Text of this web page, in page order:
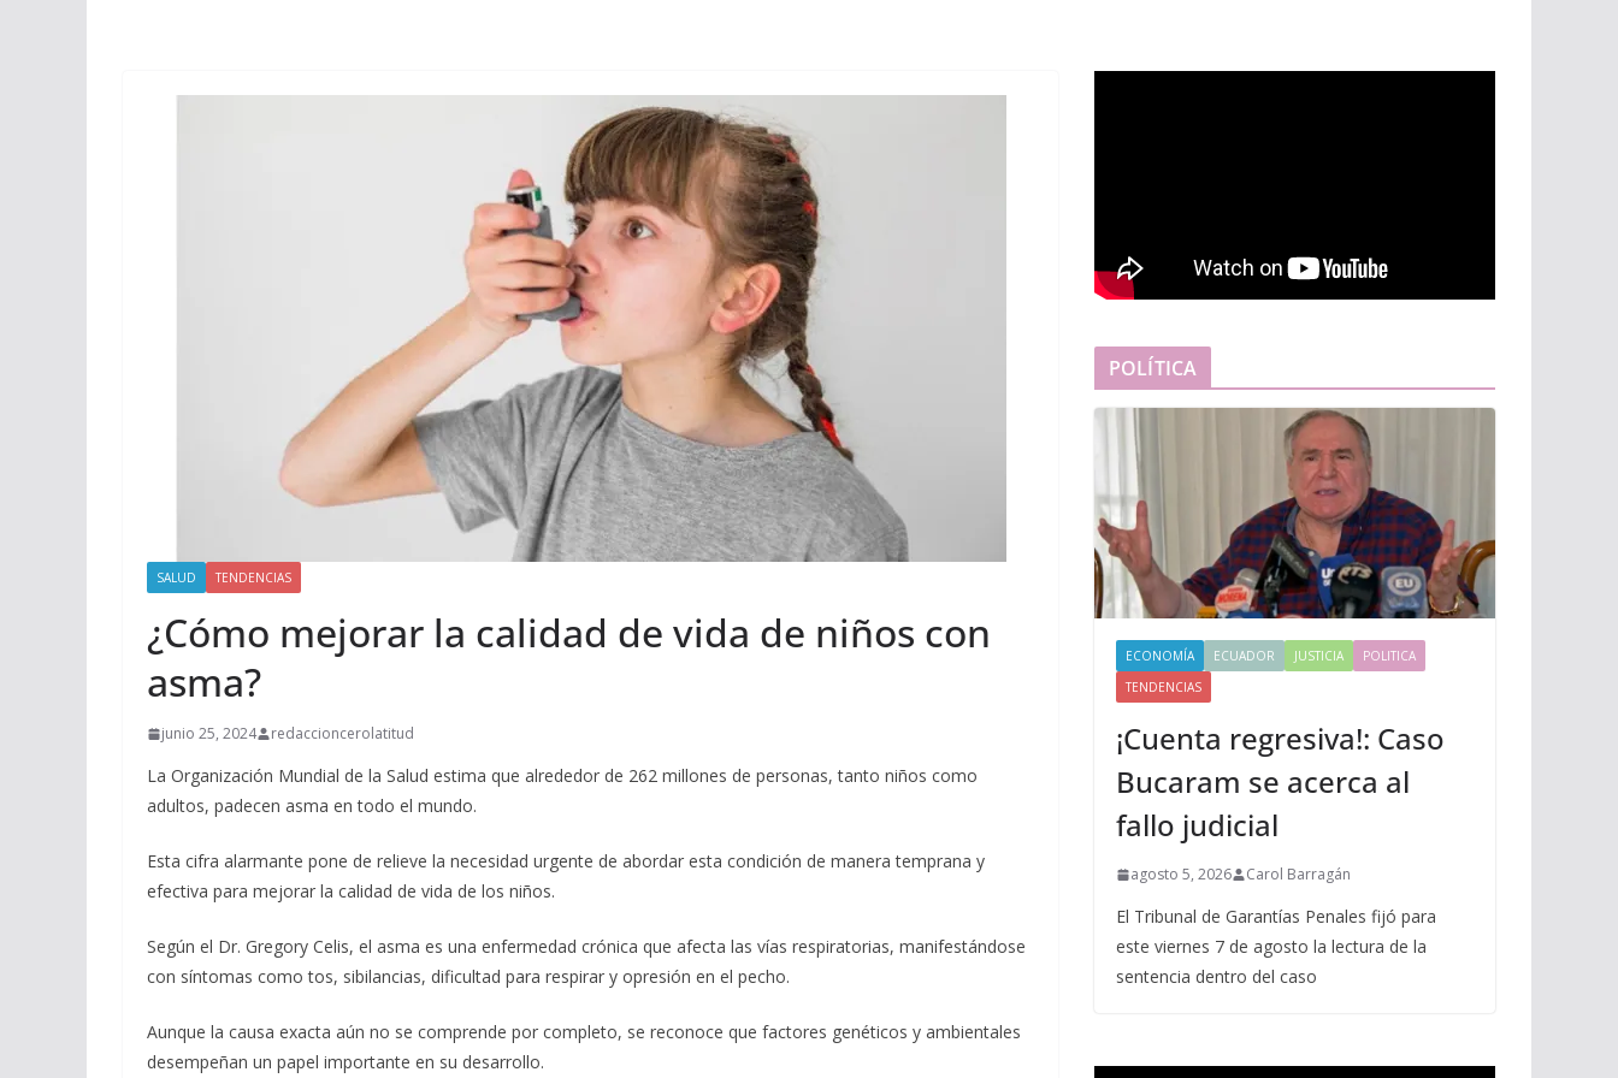
SALUD TENDENCIAS
¿Cómo mejorar la calidad de vida de niños con
asma?
junio 25, 2024 redaccioncerolatitud
La Organización Mundial de la Salud estima que alrededor de 262 millones de personas, tanto niños como
adultos, padecen asma en todo el mundo.
Esta cifra alarmante pone de relieve la necesidad urgente de abordar esta condición de manera temprana y
efectiva para mejorar la calidad de vida de los niños.
Según el Dr. Gregory Celis, el asma es una enfermedad crónica que afecta las vías respiratorias, manifestándose
con síntomas como tos, sibilancias, dificultad para respirar y opresión en el pecho.
Aunque la causa exacta aún no se comprende por completo, se reconoce que factores genéticos y ambientales
desempeñan un papel importante en su desarrollo.
POLÍTICA
ECONOMÍA ECUADOR JUSTICIA
POLITICA
TENDENCIAS
¡Cuenta regresiva!: Caso
Bucaram se acerca al
fallo judicial
agosto 5, 2026 Carol Barragán
El Tribunal de Garantías Penales fijó para
este viernes 7 de agosto la lectura de la
sentencia dentro del caso